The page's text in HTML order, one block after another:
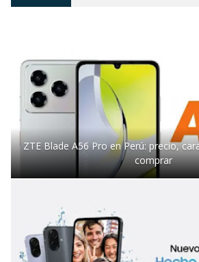
ZTE Blade A56 Pro en Perú: precio,
comprar